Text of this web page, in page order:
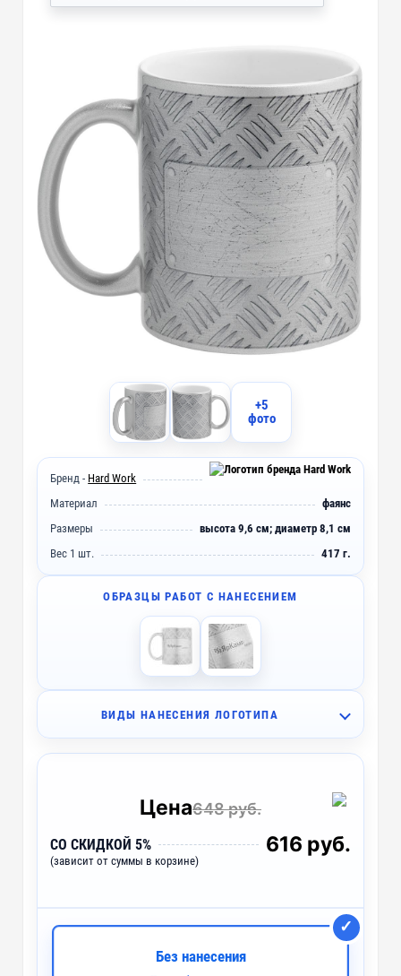
+5
фото
Бренд - Hard Work
Материал
фаянс
Размеры
высота 9,6 см; диаметр 8,1 см
Вес 1 шт.
417 г.
ВИДЫ НАНЕСЕНИЯ ЛОГОТИПА
SB1 - Сублимация ~ 3 дня
ОБРАЗЦЫ РАБОТ С НАНЕСЕНИЕМ
Цена648 руб.
СО СКИДКОЙ 5%
(зависит от суммы в корзине)
616 руб.
Без нанесения